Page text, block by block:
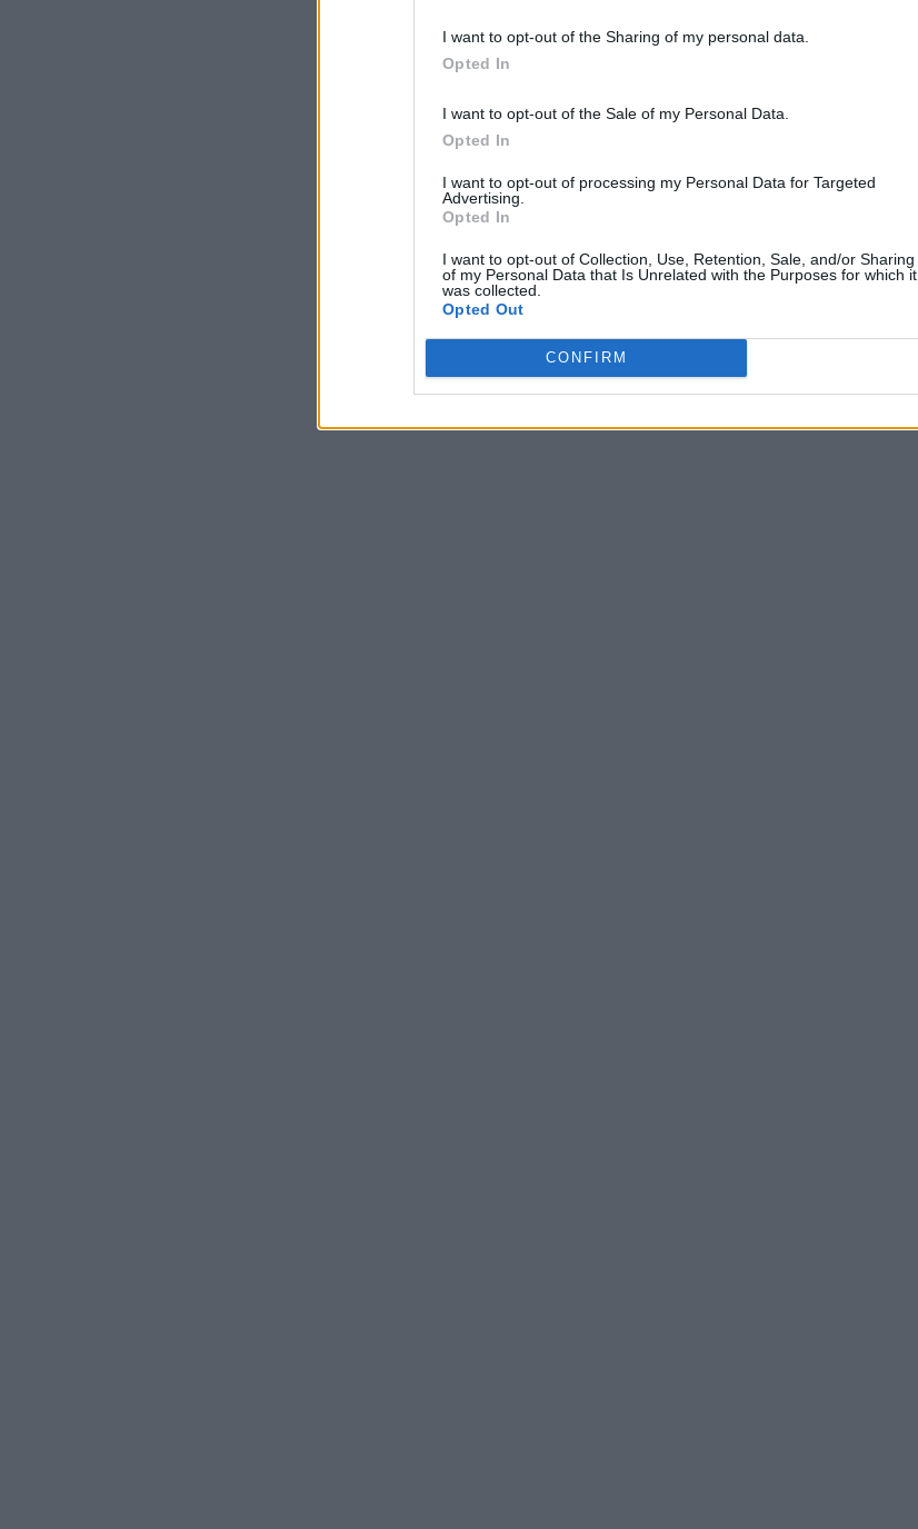
I want to opt-out of the Sharing of my personal data.
Opted In
I want to opt-out of the Sale of my Personal Data.
Opted In
I want to opt-out of processing my Personal Data for Targeted
Advertising.
Opted In
I want to opt-out of Collection, Use, Retention, Sale, and/or Sharing
of my Personal Data that Is Unrelated with the Purposes for which it
was collected.
Opted Out
CONFIRM